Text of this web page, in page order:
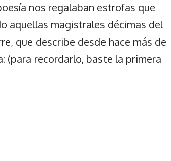
nos regalaban estrofas que
aquellas magistrales décimas del
que describe desde hace más de
(para recordarlo, baste la primera